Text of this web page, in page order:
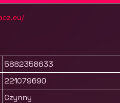
5882358633
221079690
Czynny